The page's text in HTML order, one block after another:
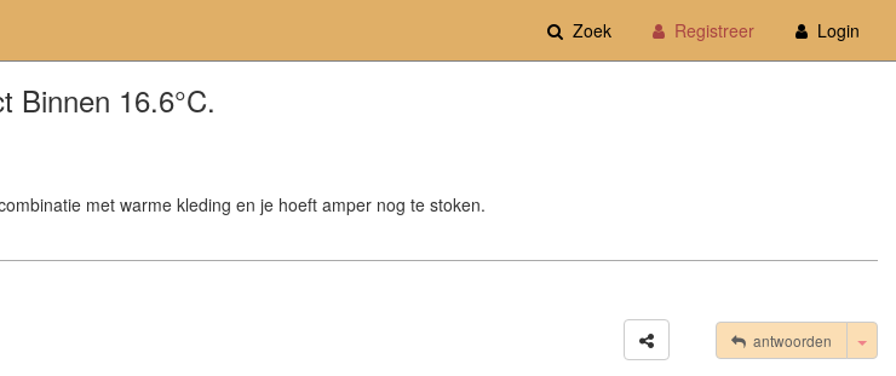
Zoek Registreer Login
Binnen 16.6°C.
met warme kleding en je hoeft amper nog te stoken.
antwoorden